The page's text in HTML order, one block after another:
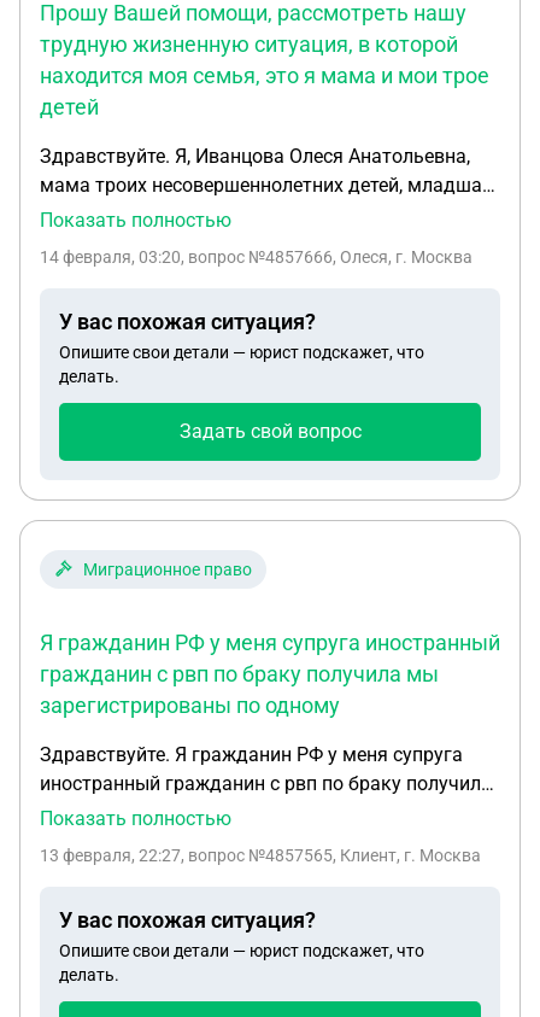
Прошу Вашей помощи, рассмотреть нашу
трудную жизненную ситуация, в которой
находится моя семья, это я мама и мои трое
детей
Здравствуйте. Я, Иванцова Олеся Анатольевна,
мама троих несовершеннолетних детей, младшая
дочка инвалид с паллиативным статусом. Мы
прописанны все в г Стерлитамаке, в
приватизированной. Я обратилась в Депортамент
по жилищным и социальным вопросам г
Волгограда по вопросу получения жилья по
необходимые документы и справки, мою семью
нуждающихся в жилых помещениях
№1261 У моей семьи фактически нет вообще
по уходу за ребенком инвалидом. Приобрести
жилье не имею возможности. Прошу Вашей
помощи, рассмотреть нашу трудную жизненную
мама и мои трое детей.
Показать полностью
14 февраля, 03:20, вопрос №4857666, Олеся, г. Москва
У вас похожая ситуация?
Опишите свои детали — юрист подскажет, что
делать.
Задать свой вопрос
Миграционное право
Я гражданин РФ у меня супруга иностранный
гражданин с рвп по браку получила мы
зарегистрированы по одному
Здравствуйте. Я гражданин РФ у меня супруга
иностранный гражданин с рвп по браку получила
мы зарегистрированы по одному адресу, я
по договору найма в другом доме в том же
съёмной квартире по найму? Спасибо.
Показать полностью
13 февраля, 22:27, вопрос №4857565, Клиент, г. Москва
У вас похожая ситуация?
Опишите свои детали — юрист подскажет, что
делать.